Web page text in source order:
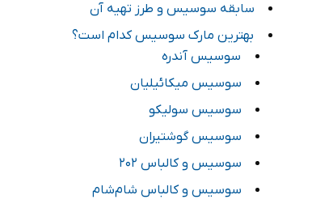
سابقه سوسیس و طرز تهیه آن
بهترین مارک سوسیس کدام است؟
سوسیس آندره
سوسیس میکائیلیان
سوسیس سولیکو
سوسیس گوشتیران
سوسیس و کالباس 202
سوسیس و کالباس شام‌شام